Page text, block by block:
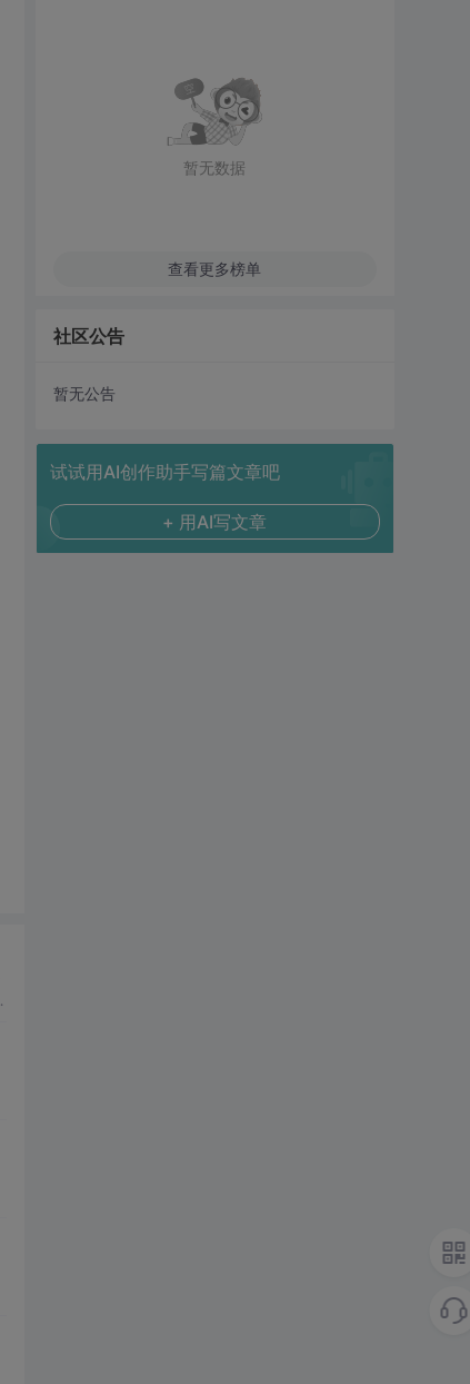
暂无数据
查看更多榜单
社区公告
暂无公告
试试用AI创作助手写篇文章吧
+ 用AI写文章